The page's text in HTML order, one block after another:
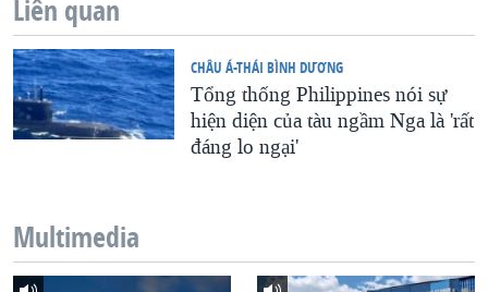
Liên quan
CHÂU Á-THÁI BÌNH DƯƠNG
Tổng thống Philippines nói sự
hiện diện của tàu ngầm Nga là 'rất
đáng lo ngại'
Multimedia